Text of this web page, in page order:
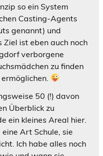
so ein System
Casting-Agents
genannt) und
ist eben auch noch
verborgene
zu finden
50 (!) davon
Überblick zu
ein kleines Areal hier.
Art Schule, sie
Ich habe alles noch